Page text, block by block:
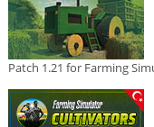
Patch 1.21 for Farming